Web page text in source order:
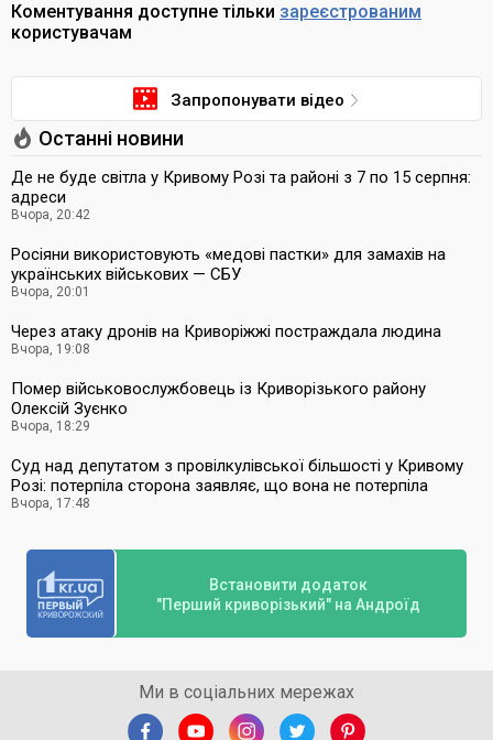
Коментування доступне тільки зареєстрованим
користувачам
Запропонувати відео
Останні новини
Де не буде світла у Кривому Розі та районі з 7 по 15 серпня:
адреси
Вчора, 20:42
Росіяни використовують «медові пастки» для замахів на
українських військових — СБУ
Вчора, 20:01
Через атаку дронів на Криворіжжі постраждала людина
Вчора, 19:08
Помер військовослужбовець із Криворізького району
Олексій Зуєнко
Вчора, 18:29
Суд над депутатом з провілкулівської більшості у Кривому
Розі: потерпіла сторона заявляє, що вона не потерпіла
Вчора, 17:48
Встановити додаток
"Перший криворізький" на Андроїд
Ми в соціальних мережах